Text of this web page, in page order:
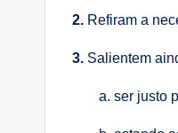
2. Refiram a
3. Salientem
a. ser justo